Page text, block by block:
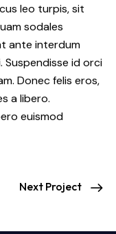
leo turpis, sit
sodales
ante interdum
id orci
Donec felis eros,
a libero.
euismod
Next Project